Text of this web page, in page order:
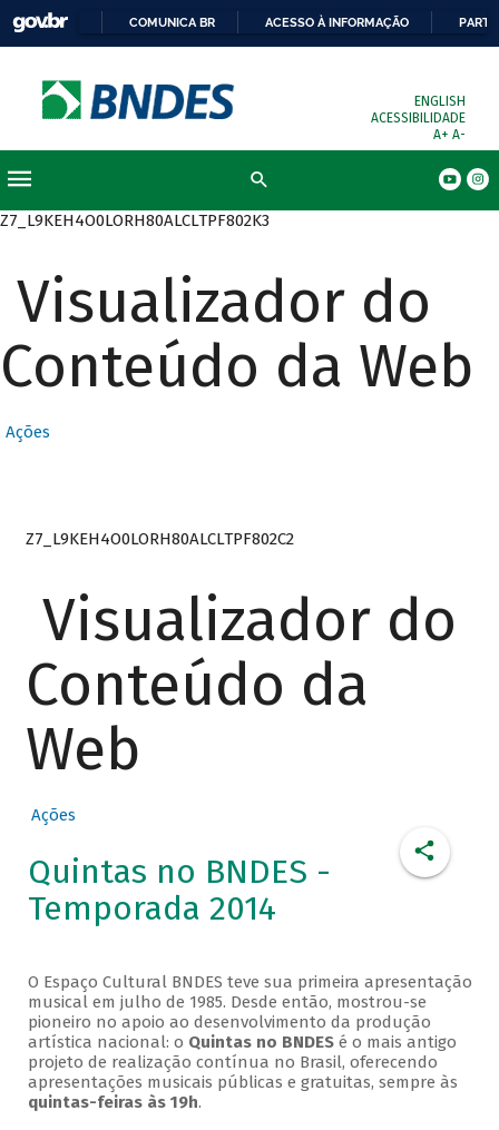
COMUNICA BR ACESSO À INFORMAÇÃO
ENGLISH
ACESSIBILIDADE
A+ A-
Z7_L9KEH4O0LORH80ALCLTPF802K3
Visualizador do
Conteúdo da Web
Ações
Z7_L9KEH4O0LORH80ALCLTPF802C2
Visualizador do
Conteúdo da
Web
Ações
Quintas no BNDES -
Temporada 2014
O Espaço Cultural BNDES teve sua primeira apresentação
musical em julho de 1985. Desde então, mostrou-se
pioneiro no apoio ao desenvolvimento da produção
artística nacional: o Quintas no BNDESé o mais antigo
projeto de realização contínua no Brasil, oferecendo
apresentações musicais públicas e gratuitas, sempre às
quintas-feiras às 19h.